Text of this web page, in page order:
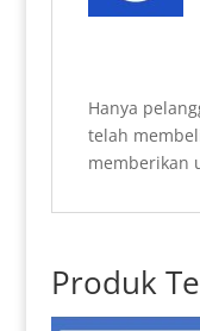
Hanya
telah
memberikan
Produk